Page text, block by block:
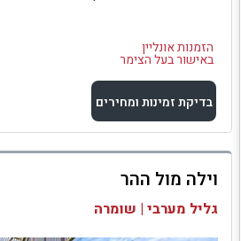
הזמנות אונליין
באישור בעל הצימר
בדיקת זמינות ומחירים
למתחם זה
בדיקת זמינות ומחירים
וילה מול ההר
גליל מערבי | שומרה